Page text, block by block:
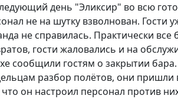
день "Эликсир" во всю
не на шутку взволнован. Гости
не справилась. Практически
гости жаловались и на
сообщили гостям о закрытии
разбор полётов, они
он настроил персонал против